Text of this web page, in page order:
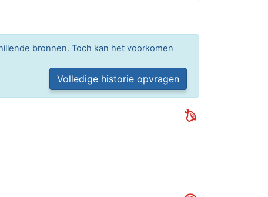
bronnen. Toch kan het voorkomen
Volledige historie opvragen